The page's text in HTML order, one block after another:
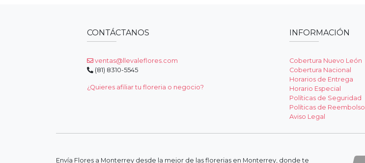
CONTÁCTANOS
ventas@llevaleflores.com
(81) 8310-5545
¿Quieres afiliar tu floreria o negocio?
INFORMACIÓN
Cobertura Nuevo León
Cobertura Nacional
Horarios de Entrega
Horario Especial
Políticas de Seguridad
Políticas de Reembolso
Aviso Legal
Envía Flores a Monterrey desde la mejor de las florerias en Monterrey, donde te